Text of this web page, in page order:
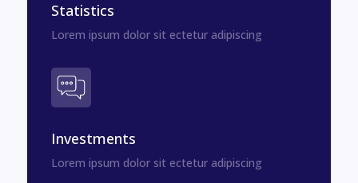
Statistics
Lorem ipsum dolor sit ectetur adipiscing
Investments
Lorem ipsum dolor sit ectetur adipiscing